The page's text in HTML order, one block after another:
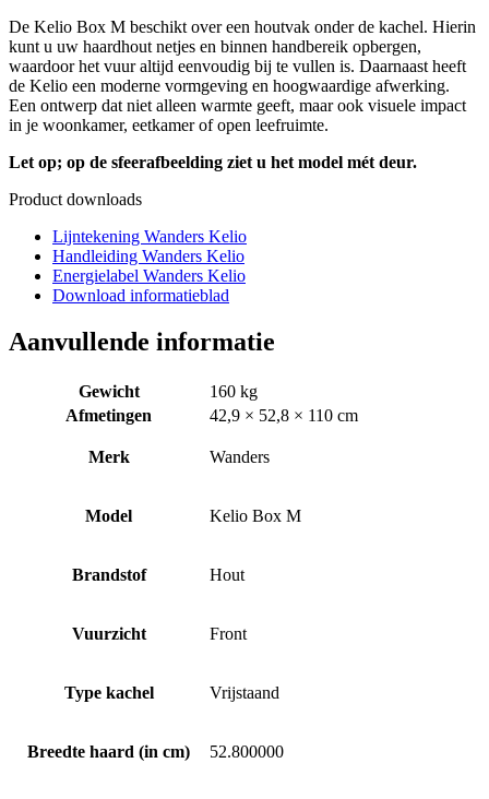
De Kelio Box M beschikt over een houtvak onder de kachel. Hierin
kunt u uw haardhout netjes en binnen handbereik opbergen,
waardoor het vuur altijd eenvoudig bij te vullen is. Daarnaast heeft
de Kelio een moderne vormgeving en hoogwaardige afwerking.
Een ontwerp dat niet alleen warmte geeft, maar ook visuele impact
in je woonkamer, eetkamer of open leefruimte.
Let op; op de sfeerafbeelding ziet u het model mét deur.
Product downloads
Lijntekening Wanders Kelio
Handleiding Wanders Kelio
Energielabel Wanders Kelio
Download informatieblad
Aanvullende informatie
Gewicht
160 kg
Afmetingen
42,9 × 52,8 × 110 cm
Merk Wanders
Model Kelio Box M
Brandstof Hout
Vuurzicht Front
Type kachel Vrijstaand
Breedte haard (in cm) 52.800000